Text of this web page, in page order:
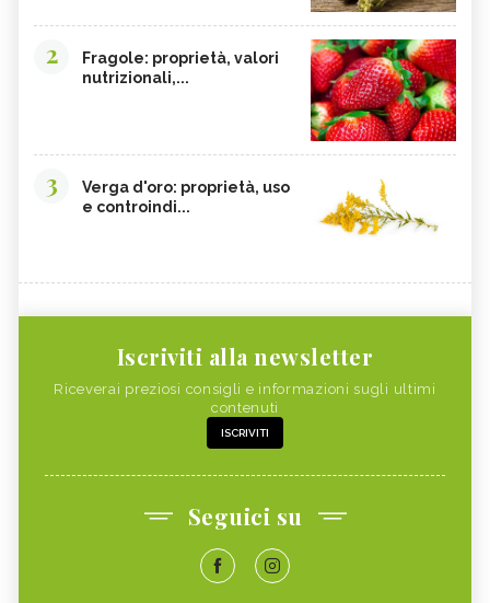
2
Fragole: proprietà, valori
nutrizionali,...
3
Verga d'oro: proprietà, uso
e controindi...
Iscriviti alla newsletter
Riceverai preziosi consigli e informazioni sugli ultimi
contenuti
ISCRIVITI
Seguici su